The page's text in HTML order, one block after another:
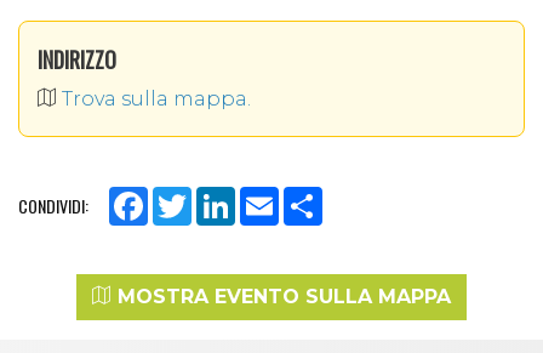
villaggi della Regione,vestiti per l'occasione con
Particolare attenzione è prestata alla cura degli
animali in gara: un team di esperti
fisici durante la sfida.
Per maggiori informazioni potete contattare il
programma delle tappe più vicine alle nostre
INDIRIZZO
Trova sulla mappa.
CONDIVIDI: Facebook
TwitterLinkedIn
Email
MOSTRA EVENTO SULLA MAPPA